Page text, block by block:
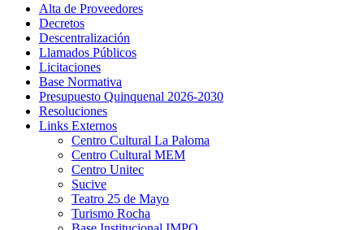
Alta de Proveedores
Decretos
Descentralización
Llamados Públicos
Licitaciones
Base Normativa
Presupuesto Quinquenal 2026-2030
Resoluciones
Links Externos
Centro Cultural La Paloma
Centro Cultural MEM
Centro Unitec
Sucive
Teatro 25 de Mayo
Turismo Rocha